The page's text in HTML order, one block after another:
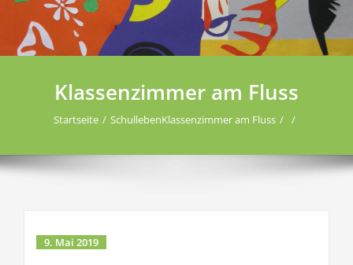
Klassenzimmer am Fluss
Startseite SchullebenKlassenzimmer am Fluss
9. Mai 2019